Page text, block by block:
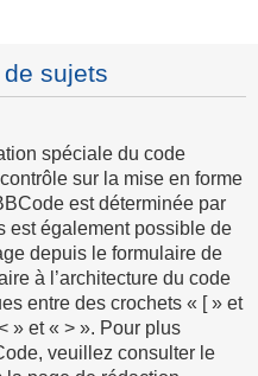
sujets
spéciale du code
sur la mise en forme
est déterminée par
est également possible de
depuis le formulaire de
à l’architecture du code
entre des crochets « [ » et
» et « > ». Pour plus
veuillez consulter le